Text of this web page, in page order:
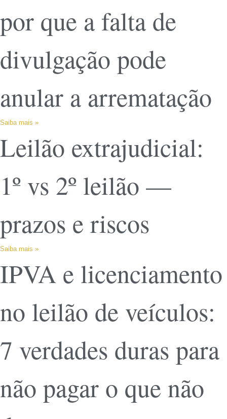
por que a falta de
divulgação pode
anular a arrematação
Saiba mais »
Leilão extrajudicial:
1º vs 2º leilão —
prazos e riscos
Saiba mais »
IPVA e licenciamento
no leilão de veículos:
7 verdades duras para
não pagar o que não